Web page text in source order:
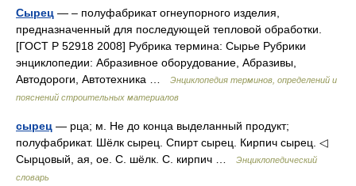
Сырец — – полуфабрикат огнеупорного изделия,
предназначенный для последующей тепловой обработки.
[ГОСТ Р 52918 2008] Рубрика термина: Сырье Рубрики
энциклопедии: Абразивное оборудование, Абразивы,
Автодороги, Автотехника …
Энциклопедия терминов, определений и
пояснений строительных материалов
сырец — рца; м. Не до конца выделанный продукт;
полуфабрикат. Шёлк сырец. Спирт сырец. Кирпич сырец. ◁
Сырцовый, ая, ое. С. шёлк. С. кирпич …
Энциклопедический
словарь